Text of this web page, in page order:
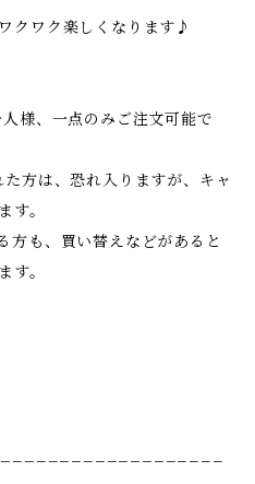
クワク楽しくなります♪
様、一点のみご注文可能で
方は、恐れ入りますが、キャ
す。
方も、買い替えなどがあると
す。